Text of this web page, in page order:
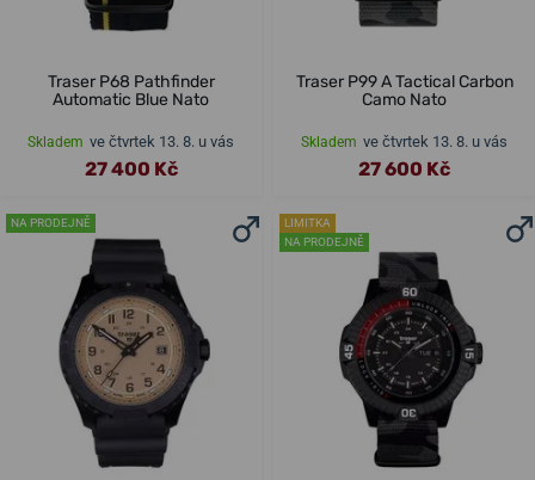
Traser P68 Pathfinder
Automatic Blue Nato
Skladem ve čtvrtek 13. 8. u vás
27 400 Kč
Traser P99 A Tactical Carbon
Camo Nato
Skladem ve čtvrtek 13. 8. u vás
27 600 Kč
NA PRODEJNĚ
LIMITKA
NA PRODEJNĚ